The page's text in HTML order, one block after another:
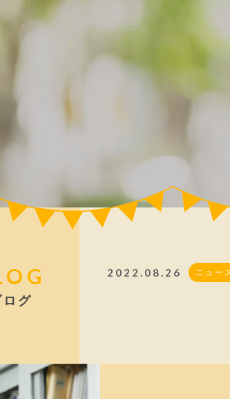
ログ
2022.08.26 ニュー